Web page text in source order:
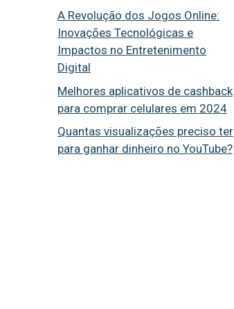
A Revolução dos Jogos Online:
Inovações Tecnológicas e
Impactos no Entretenimento
Digital
Melhores aplicativos de cashback
para comprar celulares em 2024
Quantas visualizações preciso ter
para ganhar dinheiro no YouTube?